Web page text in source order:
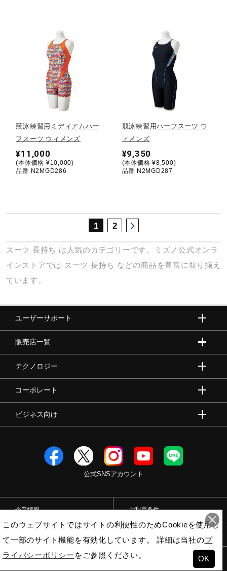
セール
その他
サポート
直営店一覧
競泳練習用ミディアムハー
フスーツ ウィメンズ
¥11,000
(本体価格 ¥10,000)
品番 N2MGD286
競泳練習用ハーフスーツ ウ
ィメンズ
¥9,350
(本体価格 ¥8,500)
品番 N2MGD287
1 2
スーツ 長持ち は人気のカテゴリーです。ミズノ公式オンラ
インストアでは スーツ 長持ち などの商品を豊富に取り揃え
ています。
ユーザーサポート
販売店一覧
テクノロジー
コーポレート
ビジネス向け
公式SNSアカウント
企業情報 ご利用条件
© Mizuno Corporation OK
このウェブサイトではサイトの利便性のためCookieを使用し
て一部のサイト機能を有効化しています。 詳細は当社のプ
ライバシーポリシー をご参照ください。